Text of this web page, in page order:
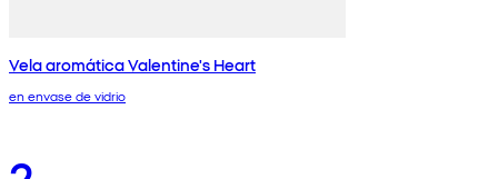
Vela aromática Valentine's Heart
en envase de vidrio